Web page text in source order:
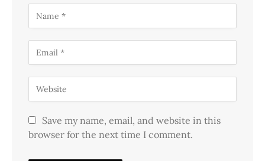
Save my name, email, and website in this
browser for the next time I comment.